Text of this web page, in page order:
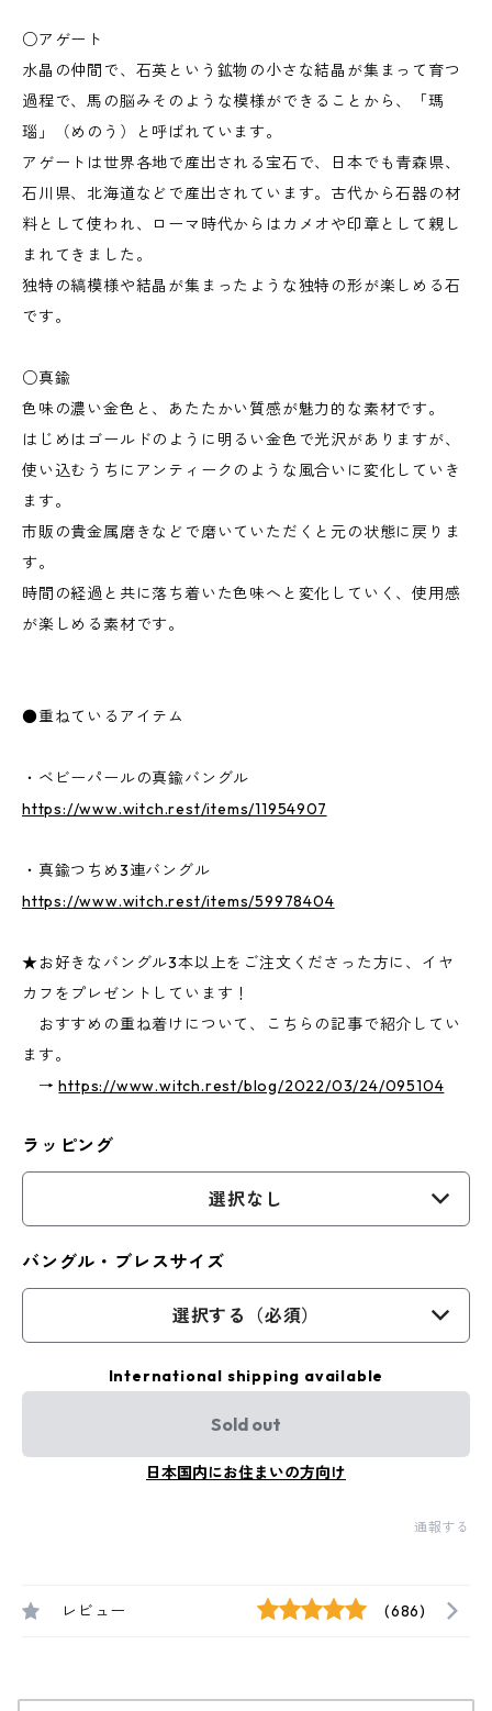
○アゲート
水晶の仲間で、石英という鉱物の小さな結晶が集まって育つ
過程で、馬の脳みそのような模様ができることから、「瑪
瑙」（めのう）と呼ばれています。
アゲートは世界各地で産出される宝石で、日本でも青森県、
石川県、北海道などで産出されています。古代から石器の材
料として使われ、ローマ時代からはカメオや印章として親し
まれてきました。
独特の縞模様や結晶が集まったような独特の形が楽しめる石
です。
○真鍮
色味の濃い金色と、あたたかい質感が魅力的な素材です。
はじめはゴールドのように明るい金色で光沢がありますが、
使い込むうちにアンティークのような風合いに変化していき
ます。
市販の貴金属磨きなどで磨いていただくと元の状態に戻りま
す。
時間の経過と共に落ち着いた色味へと変化していく、使用感
が楽しめる素材です。
●重ねているアイテム
・ベビーパールの真鍮バングル
https://www.witch.rest/items/11954907
・真鍮つちめ3連バングル
https://www.witch.rest/items/59978404
★お好きなバングル3本以上をご注文くださった方に、イヤ
カフをプレゼントしています！
おすすめの重ね着けについて、こちらの記事で紹介してい
ます。
→https://www.witch.rest/blog/2022/03/24/095104
ラッピング
選択なし
バングル・ブレスサイズ
選択する（必須）
International shipping available
Sold out
日本国内にお住まいの方向け
通報する
レビュー (686)